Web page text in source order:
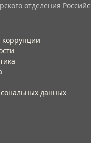
отделения
коррупции
данных​